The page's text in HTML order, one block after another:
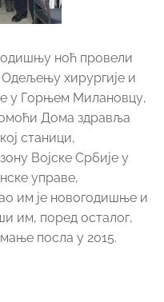
ноћ провели
хирургије и
у Горњем Милановцу,
Дома здравља
станици,
Војске Србије у
управе,
им је новогодишње и
им, поред осталог,
посла у 2015.